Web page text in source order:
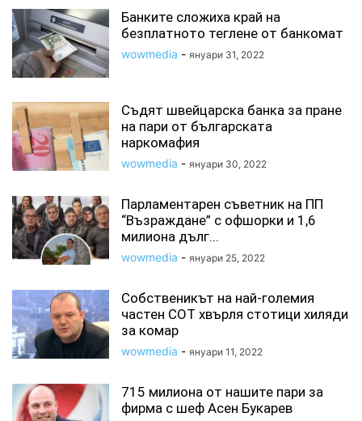
Банките сложиха край на
безплатното теглене от банкомат
wowmedia - януари 31, 2022
Съдят швейцарска банка за пране
на пари от българската
наркомафия
wowmedia - януари 30, 2022
Парламентарен съветник на ПП
“Възраждане” с офшорки и 1,6
милиона дълг...
wowmedia - януари 25, 2022
Собственикът на най-големия
частен СОТ хвърля стотици хиляди
за комар
wowmedia - януари 11, 2022
715 милиона от нашите пари за
фирма с шеф Асен Букарев